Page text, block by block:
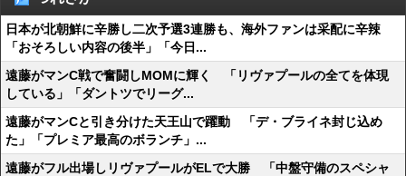
日本が北朝鮮に辛勝し二次予選3連勝も、海外ファンは采配に辛辣
「おそろしい内容の後半」「今日...
遠藤がマンC戦で奮闘しMOMに輝く 「リヴァプールの全てを体現
している」「ダントツでリーグ...
遠藤がマンCと引き分けた天王山で躍動 「デ・ブライネ封じ込め
た」「プレミア最高のボランチ」...
遠藤がフル出場しリヴァプールがELで大勝 「中盤守備のスペシャ